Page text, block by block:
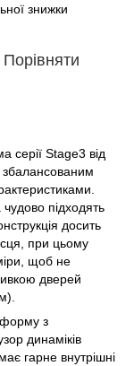
знижки
Порівняти
серії Stage3 від
підходять
досить
при цьому
щоб не
дверей
з
динаміків
гарне внутрішні